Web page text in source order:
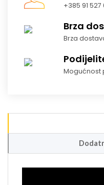
+385 91
Brza
Brza
Mogućnost